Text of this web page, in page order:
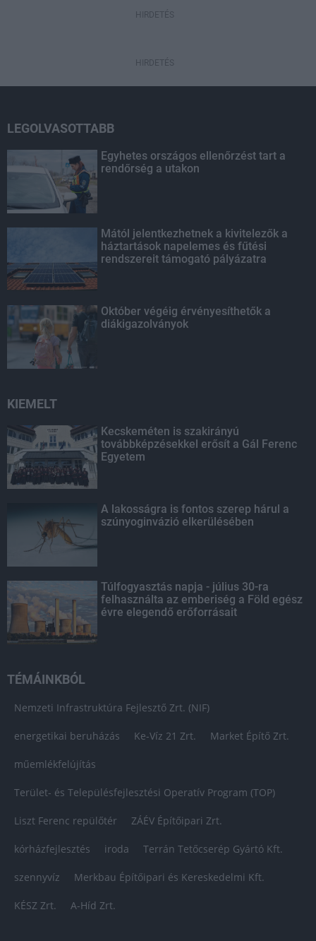
HIRDETÉS
HIRDETÉS
LEGOLVASOTTABB
Egyhetes országos ellenőrzést tart a
rendőrség a utakon
Mától jelentkezhetnek a kivitelezők a
háztartások napelemes és fűtési
rendszereit támogató pályázatra
Október végéig érvényesíthetők a
diákigazolványok
KIEMELT
Kecskeméten is szakirányú
továbbképzésekkel erősít a Gál Ferenc
Egyetem
A lakosságra is fontos szerep hárul a
szúnyoginvázió elkerülésében
Túlfogyasztás napja - július 30-ra
felhasználta az emberiség a Föld egész
évre elegendő erőforrásait
TÉMÁINKBÓL
Nemzeti Infrastruktúra Fejlesztő Zrt. (NIF)
energetikai beruházás Ke-Víz 21 Zrt. Market Építő Zrt.
műemlékfelújítás
Terület- és Településfejlesztési Operatív Program (TOP)
Liszt Ferenc repülőtér ZÁÉV Építőipari Zrt.
kórházfejlesztés iroda Terrán Tetőcserép Gyártó Kft.
szennyvíz Merkbau Építőipari és Kereskedelmi Kft.
KÉSZ Zrt. A-Híd Zrt.